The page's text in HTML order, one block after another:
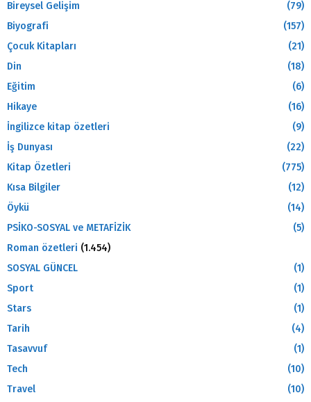
Bireysel Gelişim
(79)
Biyografi
(157)
Çocuk Kitapları
(21)
Din
(18)
Eğitim
(6)
Hikaye
(16)
İngilizce kitap özetleri
(9)
İş Dunyası
(22)
Kitap Özetleri
(775)
Kısa Bilgiler
(12)
Öykü
(14)
PSİKO-SOSYAL ve METAFİZİK
(5)
Roman özetleri (1.454)
SOSYAL GÜNCEL
(1)
Sport
(1)
Stars
(1)
Tarih
(4)
Tasavvuf
(1)
Tech
(10)
Travel
(10)